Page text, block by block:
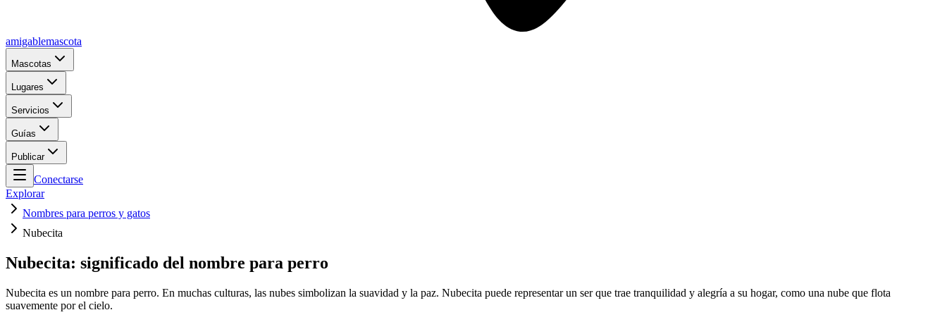
amigablemascota
Mascotas
Lugares
Servicios
Guías
Publicar
Conectarse
Explorar
Nombres para perros y gatos
Nubecita
Nubecita: significado del nombre para perro
Nubecita es un nombre para perro. En muchas culturas, las nubes simbolizan la suavidad y la paz. Nubecita puede representar un ser que trae tranquilidad y alegría a su hogar, como una nube que flota
suavemente por el cielo.